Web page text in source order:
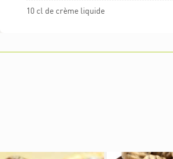
10 cl de crème liquide